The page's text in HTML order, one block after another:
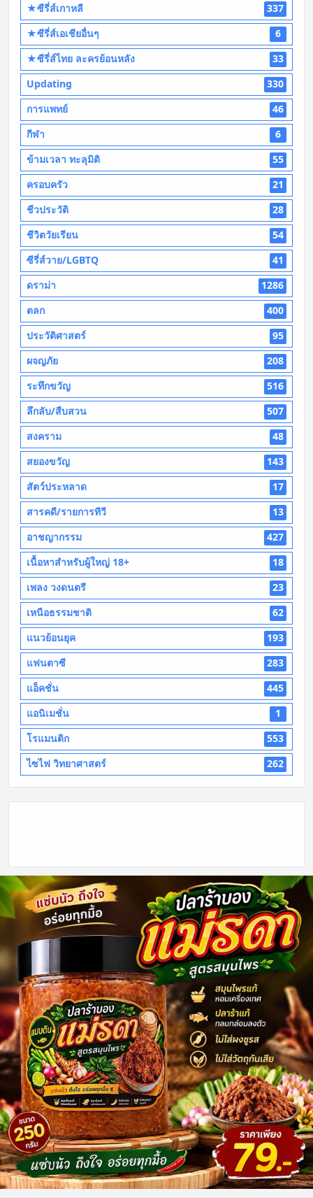
★ซีรี่ส์เกาหลี
337
★ซีรี่ส์เอเชียอื่นๆ
6
★ซีรี่ส์ไทย ละครย้อนหลัง
33
Updating
330
การแพทย์
46
กีฬา
6
ข้ามเวลา ทะลุมิติ
55
ครอบครัว
21
ชีวประวัติ
28
ชีวิตวัยเรียน
54
ซีรี่ส์วาย/LGBTQ
41
ดราม่า
1286
ตลก
400
ประวัติศาสตร์
95
ผจญภัย
208
ระทึกขวัญ
516
ลึกลับ/สืบสวน
507
สงคราม
48
สยองขวัญ
143
สัตว์ประหลาด
17
สารคดี/รายการทีวี
13
อาชญากรรม
427
เนื้อหาสำหรับผู้ใหญ่ 18+
18
เพลง วงดนตรี
23
เหนือธรรมชาติ
62
แนวย้อนยุค
193
แฟนตาซี
283
แอ็คชั่น
445
แอนิเมชั่น
1
โรแมนติก
553
ไซไฟ วิทยาศาสตร์
262